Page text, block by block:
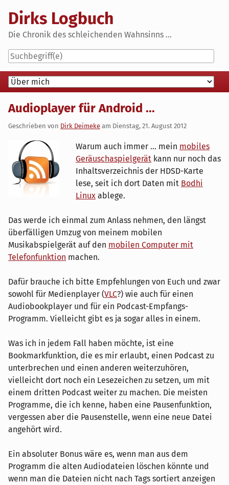
content
Dirks Logbuch
Die Chronik des schleichenden Wahnsinns ...
Navigation
Audioplayer für Android ...
Geschrieben von Dirk Deimeke am Dienstag, 21. August 2012
Warum auch immer ... mein mobiles
Geräuschaspielgerät kann nur noch das
Inhaltsverzeichnis der HDSD-Karte
lese, seit ich dort Daten mit Bodhi
Linux ablege.
Das werde ich einmal zum Anlass nehmen, den längst
überfälligen Umzug von meinem mobilen
Musikabspielgerät auf den mobilen Computer mit
Telefonfunktion machen.
Dafür brauche ich bitte Empfehlungen von Euch und zwar
sowohl für Medienplayer (VLC?) wie auch für einen
Audiobookplayer und für ein Podcast-Empfangs-
Programm. Vielleicht gibt es ja sogar alles in einem.
Was ich in jedem Fall haben möchte, ist eine
Bookmarkfunktion, die es mir erlaubt, einen Podcast zu
unterbrechen und einen anderen weiterzuhören,
vielleicht dort noch ein Lesezeichen zu setzen, um mit
einem dritten Podcast weiter zu machen. Die meisten
Programme, die ich kenne, haben eine Pausenfunktion,
vergessen aber die Pausenstelle, wenn eine neue Datei
angehört wird.
Ein absoluter Bonus wäre es, wenn man aus dem
Programm die alten Audiodateien löschen könnte und
wenn man die Dateien nicht nach Tags sortiert anzeigen